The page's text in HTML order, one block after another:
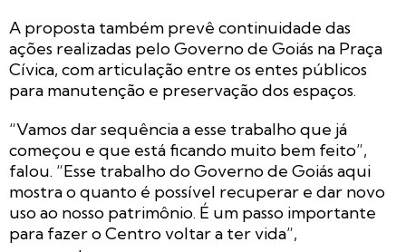
A proposta também prevê continuidade das
ações realizadas pelo Governo de Goiás na Praça
Cívica, com articulação entre os entes públicos
para manutenção e preservação dos espaços.
“Vamos dar sequência a esse trabalho que já
começou e que está ficando muito bem feito”,
falou. “Esse trabalho do Governo de Goiás aqui
mostra o quanto é possível recuperar e dar novo
uso ao nosso patrimônio. É um passo importante
para fazer o Centro voltar a ter vida”,